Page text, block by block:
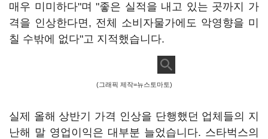
매우 미미하다"며 "좋은 실적을 내고 있는 곳까지 가
격을 인상한다면, 전체 소비자물가에도 악영향을 미
칠 수밖에 없다"고 지적했습니다.
(그래픽 제작=뉴스토마토)
실제 올해 상반기 가격 인상을 단행했던 업체들의 지
난해 말 영업이익은 대부분 늘었습니다. 스타벅스의